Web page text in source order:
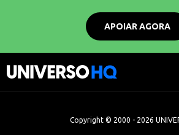
APOIAR AGORA
Copyright © 2000 - 2026